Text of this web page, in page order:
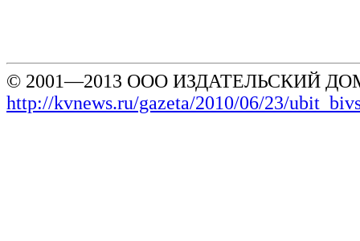
© 2001—2013 ООО ИЗДАТЕЛЬСКИЙ
http://kvnews.ru/gazeta/2010/06/23/